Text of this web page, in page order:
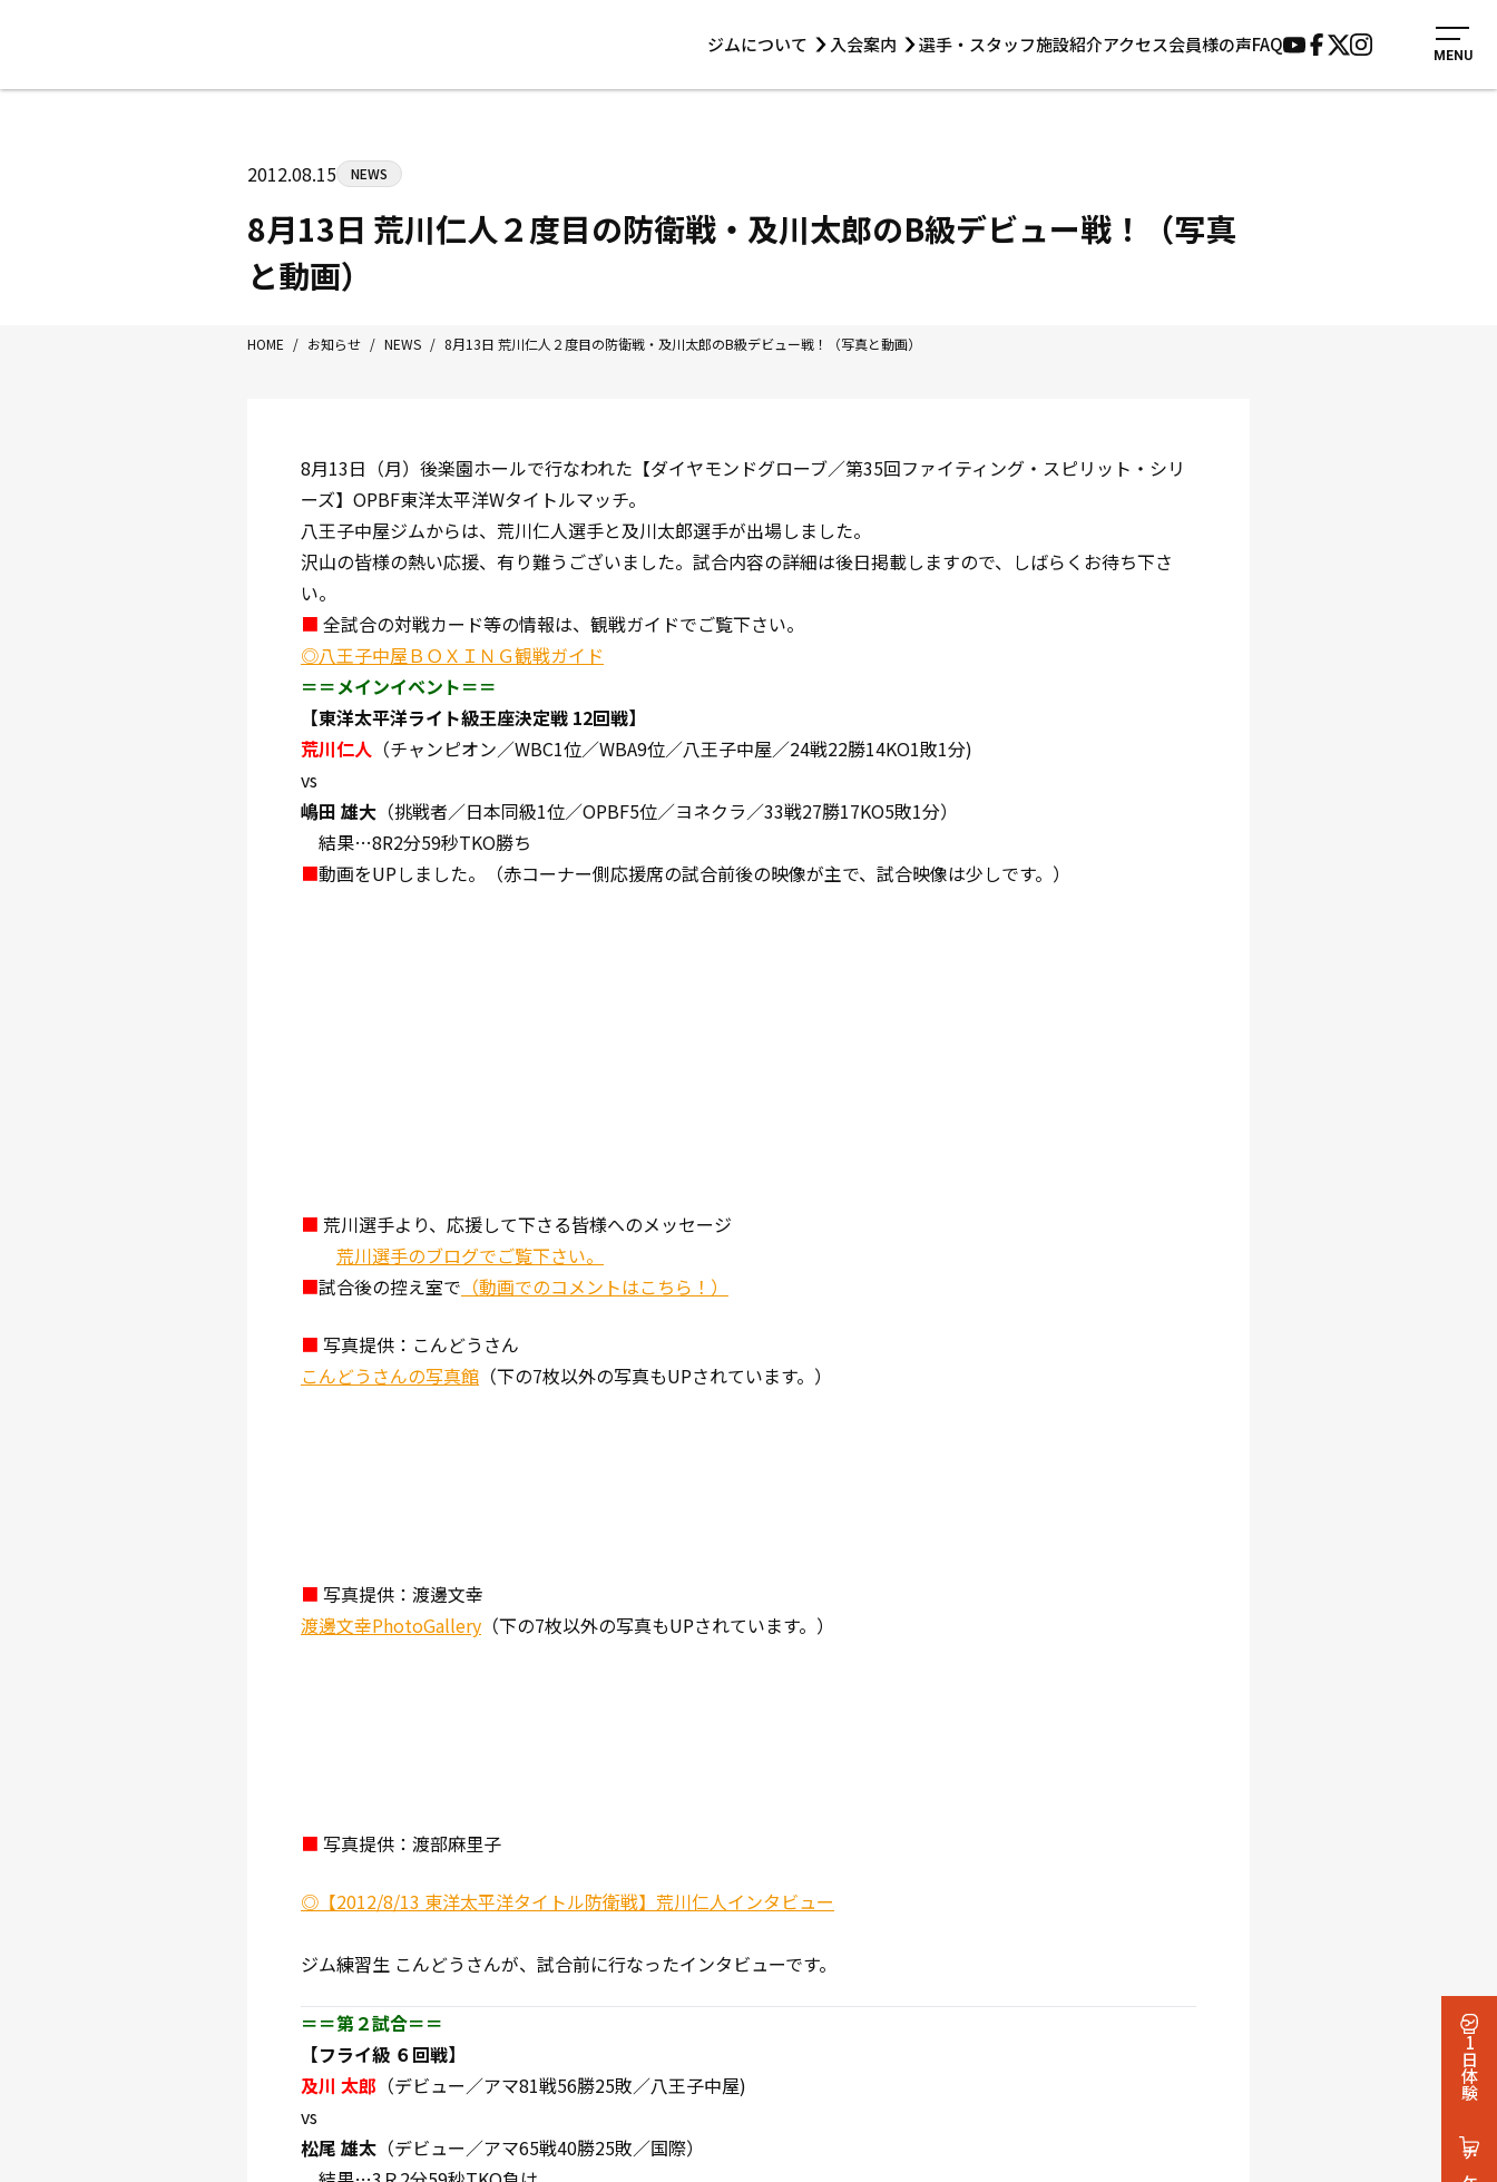
1日体験
ジムについて 入会案内 選手・スタッフ施設紹介アクセス会員様の声FAQ MENU
Tel/Fax：042-622-7222
選手・スタッフ
アクセス
2012.08.15 NEWS
8月13日 荒川仁人２度目の防衛戦・及川太郎のB級デビュー戦！（写真
と動画）
HOME / お知らせ / NEWS / 8月13日 荒川仁人２度目の防衛戦・及川太郎のB級デビュー戦！（写真と動画）
8月13日（月）後楽園ホールで行なわれた【ダイヤモンドグローブ／第35回ファイティング・スピリット・シリ
ーズ】OPBF東洋太平洋Wタイトルマッチ。
八王子中屋ジムからは、荒川仁人選手と及川太郎選手が出場しました。
沢山の皆様の熱い応援、有り難うございました。試合内容の詳細は後日掲載しますので、しばらくお待ち下さ
い。
■ 全試合の対戦カード等の情報は、観戦ガイドでご覧下さい。
◎八王子中屋ＢＯＸＩＮＧ観戦ガイド
＝＝メインイベント＝＝
【東洋太平洋ライト級王座決定戦 12回戦】
荒川仁人 （チャンピオン／WBC1位／WBA9位／八王子中屋／24戦22勝14KO1敗1分)
vs
嶋田 雄大 （挑戦者／日本同級1位／OPBF5位／ヨネクラ／33戦27勝17KO5敗1分）
結果…8R2分59秒TKO勝ち
■動画をUPしました。（赤コーナー側応援席の試合前後の映像が主で、試合映像は少しです。）
■ 荒川選手より、応援して下さる皆様へのメッセージ
荒川選手のブログでご覧下さい。
■試合後の控え室で （動画でのコメントはこちら！）
■ 写真提供：こんどうさん
こんどうさんの写真館 （下の7枚以外の写真もUPされています。）
■ 写真提供：渡邊文幸
渡邊文幸PhotoGallery （下の7枚以外の写真もUPされています。）
■ 写真提供：渡部麻里子
◎【2012/8/13 東洋太平洋タイトル防衛戦】荒川仁人インタビュー
ジム練習生 こんどうさんが、試合前に行なったインタビューです。
＝＝第２試合＝＝
【フライ級 ６回戦】
及川 太郎 （デビュー／アマ81戦56勝25敗／八王子中屋)
vs
松尾 雄太 （デビュー／アマ65戦40勝25敗／国際）